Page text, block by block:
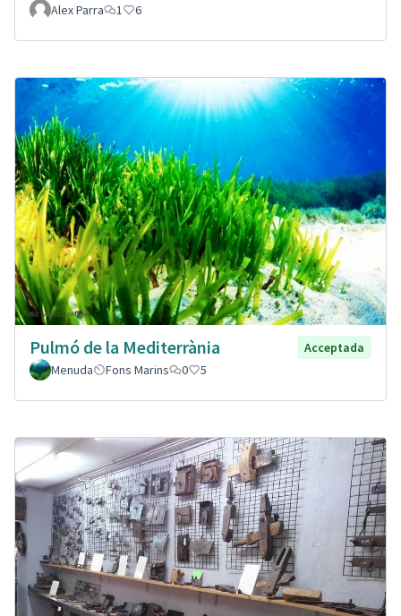
Alex Parra 1 6
Pulmó de la Mediterrània
Acceptada
Menuda
Fons Marins 0 5